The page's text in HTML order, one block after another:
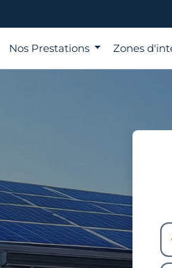
Nos Prestations Zones